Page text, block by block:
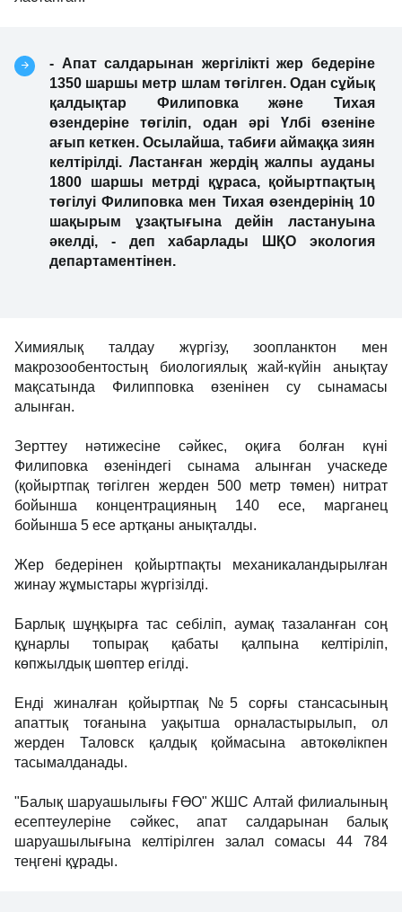
- Апат салдарынан жергілікті жер бедеріне
1350 шаршы метр шлам төгілген. Одан сұйық
қалдықтар Филиповка және Тихая
өзендеріне төгіліп, одан әрі Үлбі өзеніне
ағып кеткен. Осылайша, табиғи аймаққа зиян
келтірілді. Ластанған жердің жалпы ауданы
1800 шаршы метрді құраса, қойыртпақтың
төгілуі Филиповка мен Тихая өзендерінің 10
шақырым ұзақтығына дейін ластануына
әкелді, - деп хабарлады ШҚО экология
департаментінен.
Химиялық талдау жүргізу, зоопланктон мен
макрозообентостың биологиялық жай-күйін анықтау
мақсатында Филипповка өзенінен су сынамасы
алынған.
Зерттеу нәтижесіне сәйкес, оқиға болған күні
Филиповка өзеніндегі сынама алынған учаскеде
(қойыртпақ төгілген жерден 500 метр төмен) нитрат
бойынша концентрацияның 140 есе, марганец
бойынша 5 есе артқаны анықталды.
Жер бедерінен қойыртпақты механикаландырылған
жинау жұмыстары жүргізілді.
Барлық шұңқырға тас себіліп, аумақ тазаланған соң
құнарлы топырақ қабаты қалпына келтіріліп,
көпжылдық шөптер егілді.
Енді жиналған қойыртпақ №5 сорғы стансасының
апаттық тоғанына уақытша орналастырылып, ол
жерден Таловск қалдық қоймасына автокөлікпен
тасымалданады.
"Балық шаруашылығы ҒӨО" ЖШС Алтай филиалының
есептеулеріне сәйкес, апат салдарынан балық
шаруашылығына келтірілген залал сомасы 44 784
теңгені құрады.